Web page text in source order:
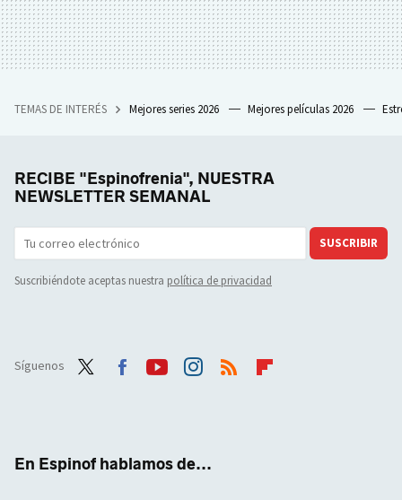
TEMAS DE INTERÉS Mejores series 2026 Mejores películas 2026
RECIBE "Espinofrenia", NUESTRA
NEWSLETTER SEMANAL
SUSCRIBIR
Suscribiéndote aceptas nuestra política de privacidad
Síguenos
En Espinof hablamos de...